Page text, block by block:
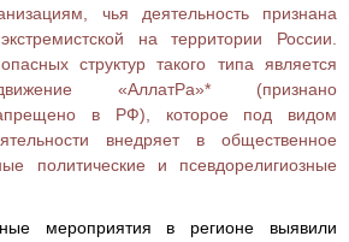
чья деятельность признана
на территории России.
структур такого типа является
«АллатРа»* (признано
в РФ), которое под видом
внедряет в общественное
политические и псевдорелигиозные
мероприятия в регионе выявили